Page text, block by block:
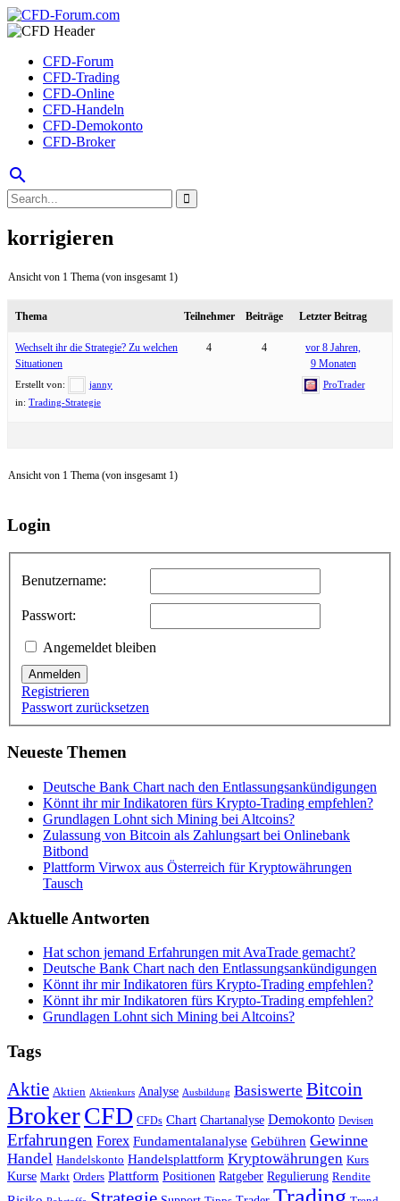
CFD-Forum
CFD-Trading
CFD-Online
CFD-Handeln
CFD-Demokonto
CFD-Broker
search
korrigieren
Ansicht von 1 Thema (von insgesamt 1)
Thema Teilnehmer Beiträge Letzter Beitrag
Wechselt ihr die Strategie? Zu welchen
Situationen
Erstellt von:
janny
in: Trading-Strategie
4 4
vor 8 Jahren,
9 Monaten
ProTrader
Ansicht von 1 Thema (von insgesamt 1)
Login
Benutzername:
Passwort:
Angemeldet bleiben
Anmelden
Registrieren
Passwort zurücksetzen
Neueste Themen
Deutsche Bank Chart nach den Entlassungsankündigungen
Könnt ihr mir Indikatoren fürs Krypto-Trading empfehlen?
Grundlagen Lohnt sich Mining bei Altcoins?
Zulassung von Bitcoin als Zahlungsart bei Onlinebank
Bitbond
Plattform Virwox aus Österreich für Kryptowährungen
Tausch
Aktuelle Antworten
Hat schon jemand Erfahrungen mit AvaTrade gemacht?
Deutsche Bank Chart nach den Entlassungsankündigungen
Könnt ihr mir Indikatoren fürs Krypto-Trading empfehlen?
Könnt ihr mir Indikatoren fürs Krypto-Trading empfehlen?
Grundlagen Lohnt sich Mining bei Altcoins?
Tags
Aktie Aktien Aktienkurs Analyse Ausbildung Basiswerte Bitcoin
BrokerCFD CFDs Chart Chartanalyse Demokonto Devisen
Erfahrungen Forex Fundamentalanalyse Gebühren Gewinne
Handel Handelskonto Handelsplattform Kryptowährungen Kurs
Kurse Markt Orders Plattform Positionen Ratgeber Regulierung Rendite